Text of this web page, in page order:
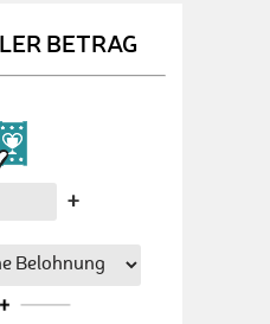
BETRAG
+